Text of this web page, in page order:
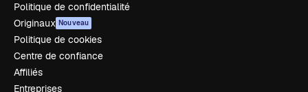
Politique de confidentialité
Originaux Nouveau
Politique de cookies
Centre de confiance
Affiliés
Entreprises